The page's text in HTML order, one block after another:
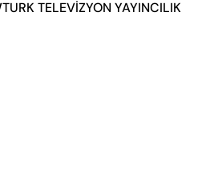
TELEVİZYON YAYINCILIK